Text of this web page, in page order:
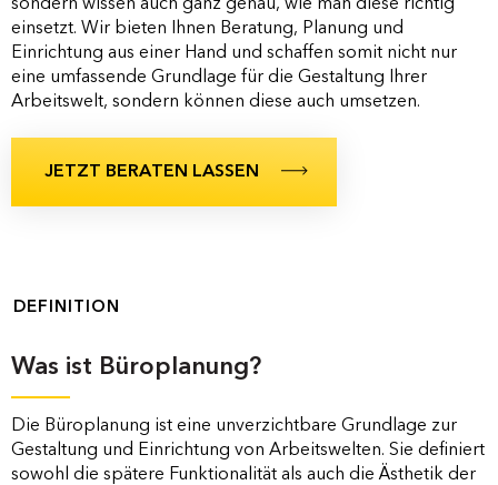
sondern wissen auch ganz genau, wie man diese richtig
einsetzt. Wir bieten Ihnen Beratung, Planung und
Einrichtung aus einer Hand und schaffen somit nicht nur
eine umfassende Grundlage für die Gestaltung Ihrer
Arbeitswelt, sondern können diese auch umsetzen.
JETZT BERATEN LASSEN
DEFINITION
Was ist Büroplanung?
Die Büroplanung ist eine unverzichtbare Grundlage zur
Gestaltung und Einrichtung von Arbeitswelten. Sie definiert
sowohl die spätere Funktionalität als auch die Ästhetik der